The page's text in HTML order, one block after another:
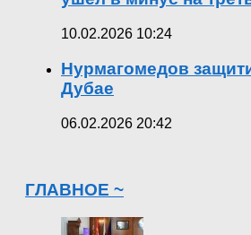
10.02.2026 10:24
Нурмагомедов
Дубае
06.02.2026 20:42
ГЛАВНОЕ ~